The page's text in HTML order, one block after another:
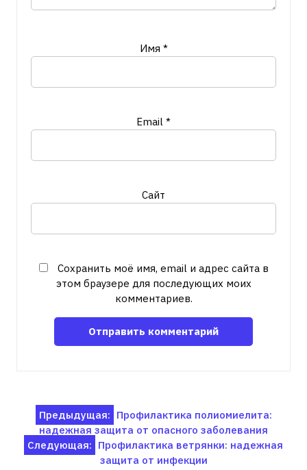
Имя *
Email *
Сайт
Сохранить моё имя, email и адрес сайта в
этом браузере для последующих моих
комментариев.
Навигация
по
записям
Предыдущая: Профилактика полиомиелита:
надежная защита от опасного заболевания
Следующая: Профилактика ветрянки: надежная
защита от инфекции